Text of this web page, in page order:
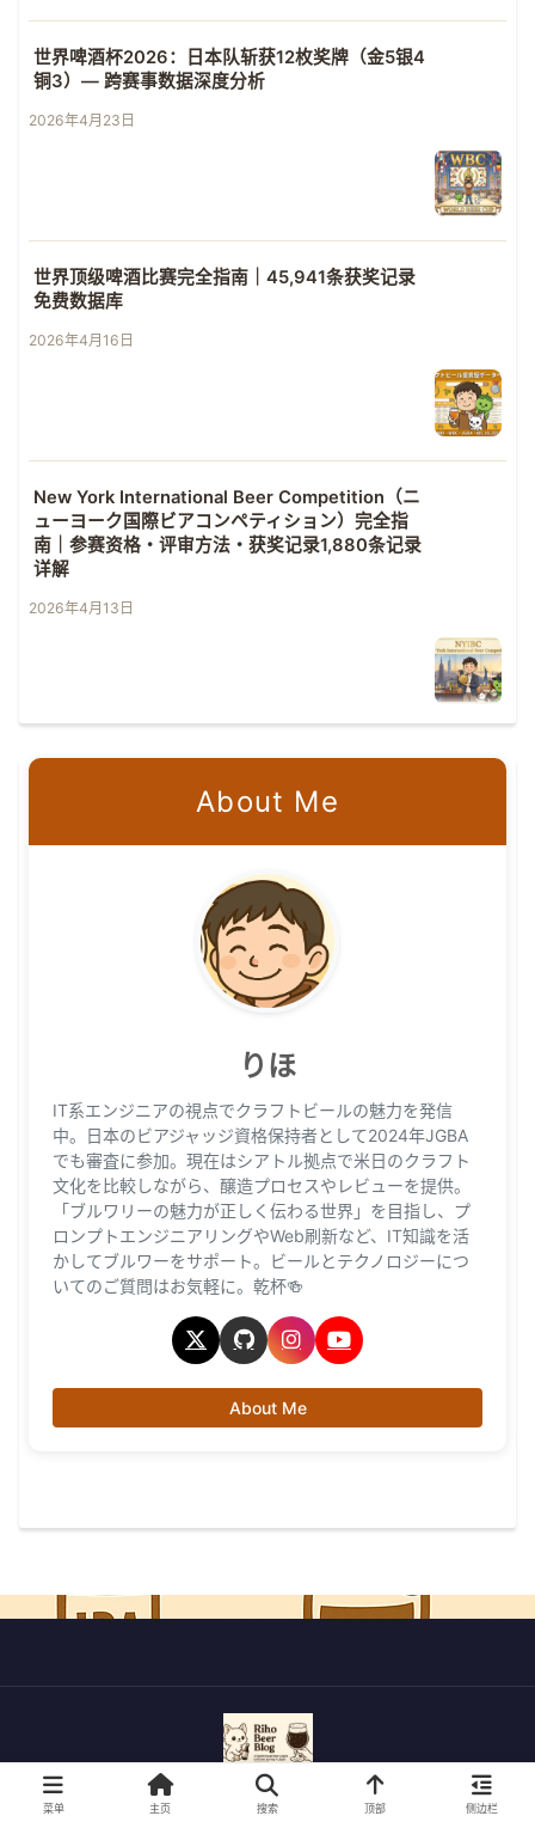
世界啤酒杯2026：日本队斩获12枚奖牌（金5银4
铜3）— 跨赛事数据深度分析
2026年4月23日
世界顶级啤酒比赛完全指南｜45,941条获奖记录
免费数据库
2026年4月16日
New York International Beer Competition（ニ
ューヨーク国際ビアコンペティション）完全指
南｜参赛资格・评审方法・获奖记录1,880条记录
详解
2026年4月13日
About Me
りほ
IT系エンジニアの視点でクラフトビールの魅力を発信
中。日本のビアジャッジ資格保持者として2024年JGBA
でも審査に参加。現在はシアトル拠点で米日のクラフト
文化を比較しながら、醸造プロセスやレビューを提供。
「ブルワリーの魅力が正しく伝わる世界」を目指し、プ
ロンプトエンジニアリングやWeb刷新など、IT知識を活
かしてブルワーをサポート。ビールとテクノロジーにつ
いてのご質問はお気軽に。乾杯🍻
About Me
© 2022-2026 利穗的精酿啤酒之旅.
菜单 主页 搜索 顶部 侧边栏